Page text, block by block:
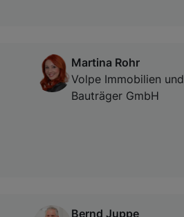
Martina Rohr
Volpe Immobilien und
Bauträger GmbH
Bernd Juppe